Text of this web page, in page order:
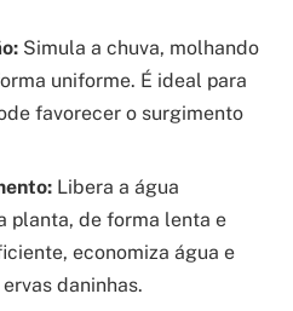
Simula a chuva, molhando
uniforme. É ideal para
favorecer o surgimento
Libera a água
planta, de forma lenta e
economiza água e
daninhas.